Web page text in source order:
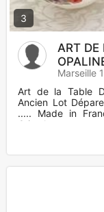
3
ART DE
Marseille
Art de la Table
Ancien Lot
..... Made in
Cristal